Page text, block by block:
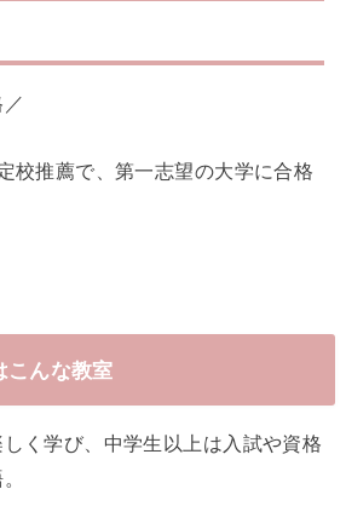
校推薦で、第一志望の大学に合格
んな教室
く学び、中学生以上は入試や資格